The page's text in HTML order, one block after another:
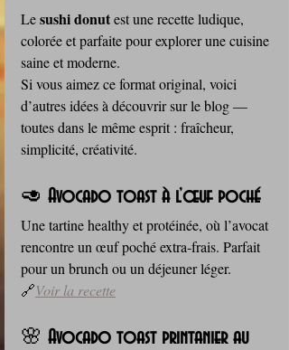
Le sushi donut est une recette ludique,
colorée et parfaite pour explorer une cuisine
saine et moderne.
Si vous aimez ce format original, voici
d’autres idées à découvrir sur le blog —
toutes dans le même esprit : fraîcheur,
simplicité, créativité.
🥑 Avocado toast à l’œuf poché
Une tartine healthy et protéinée, où l’avocat
rencontre un œuf poché extra‑frais. Parfait
pour un brunch ou un déjeuner léger.
🔗Voir la recette
🌸 Avocado toast printanier au